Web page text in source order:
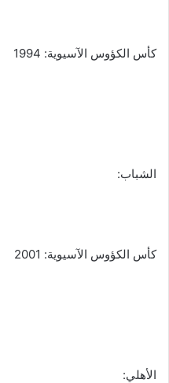
كأس الكؤوس الآسيوية: 1994
الشباب:
كأس الكؤوس الآسيوية: 2001
الأهلي: